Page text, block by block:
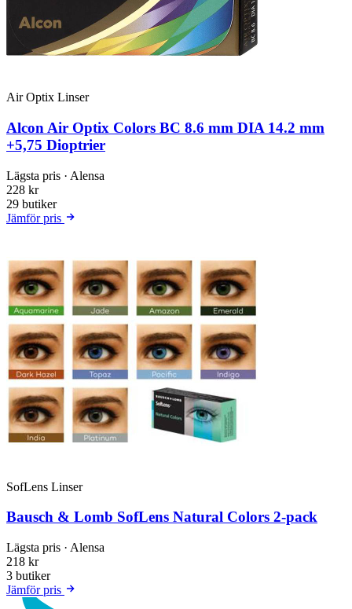
Air Optix Linser
Alcon Air Optix Colors BC 8.6 mm DIA 14.2 mm
+5,75 Dioptrier
Lägsta pris · Alensa
228 kr
29 butiker
Jämför pris
SofLens Linser
Bausch & Lomb SofLens Natural Colors 2-pack
Lägsta pris · Alensa
218 kr
3 butiker
Jämför pris